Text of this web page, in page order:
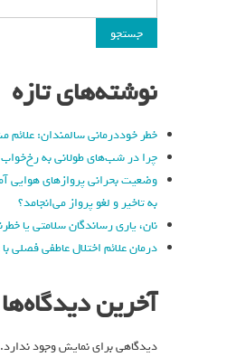
جستجو
نوشته‌های تازه
خطر خوددرمانی سالمندان: علائم
چرا در شب‌های طولانی به
وضعیت بحرانی پروازهای هوایی
به تاخیر و لغو پرواز می‌انجامد؟
نان، یاری رساندگان سلامتی یا
درمان علائم اختلال عاطفی فصلی
آخرین دیدگاه‌ها
دیدگاهی برای نمایش وجود ندارد.